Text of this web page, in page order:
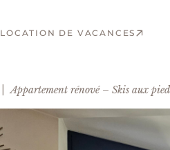
LOCATION DE VACANCES
Appartement rénové – Skis aux